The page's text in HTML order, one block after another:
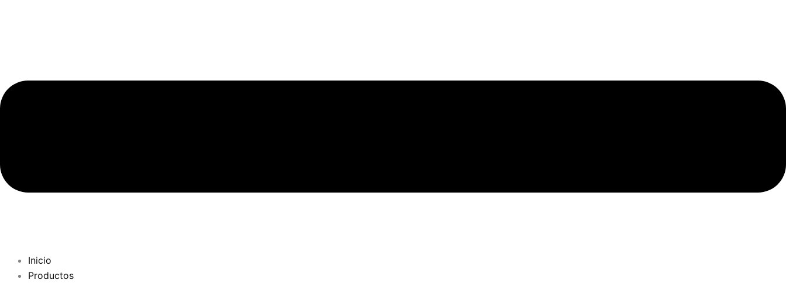
Inicio
Productos